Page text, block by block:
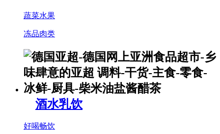
蔬菜水果
冻品肉类
酒水乳饮
好喝畅饮